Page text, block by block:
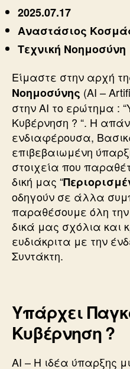
2025.07.17
Αναστάσιος
Τεχνική Νοημοσύνη
Είμαστε στην αρχή
Νοημοσύνης (ΑΙ –
στην ΑΙ το ερώτημα :
Κυβέρνηση ? “. Η
ενδιαφέρουσα,
επιβεβαιωμένη
στοιχεία που
δική μας “
οδηγούν σε άλλα
παραθέσουμε όλη
δικά μας σχόλια και
ευδιάκριτα με την
Συντάκτη.
Υπάρχει
Κυβέρνηση ?
ΑΙ – Η ιδέα ύπαρξης